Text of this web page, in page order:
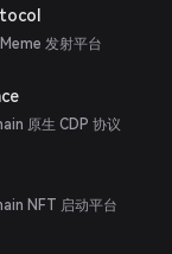
发射平台
原生 CDP 协议
NFT 启动平台